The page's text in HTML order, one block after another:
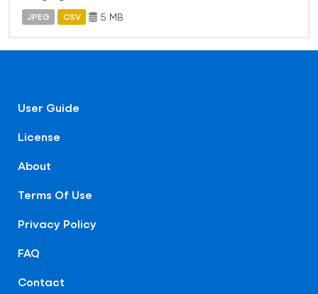
JPEG CSV 5 MB
User Guide
License
About
Terms Of Use
Privacy Policy
FAQ
Contact